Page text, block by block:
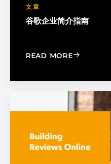
文章
谷歌企业简介指南
READ MORE: A